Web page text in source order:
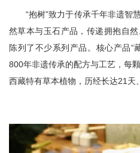
“抱树”致力于传承千年非遗智
然草本与玉石产品，传递拥抱自
陈列了不少系列产品。核心产品“
800年非遗传承的配方与工艺，每
西藏特有草本植物，历经长达21天